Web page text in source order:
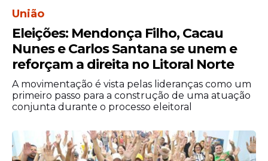
Prefeita Mirella recebe
governadora
A prefeita de Olinda, Mirella Almeida (PSD),
e a governadora Raquel Lyra (PSD)
realizaram vistoria conjunta na obra do
Canal do Fragoso, no dia 1⁰ de maio.
União
Eleições: Mendonça Filho, Cacau
Nunes e Carlos Santana se unem e
reforçam a direita no Litoral Norte
A movimentação é vista pelas lideranças como um
primeiro passo para a construção de uma atuação
conjunta durante o processo eleitoral